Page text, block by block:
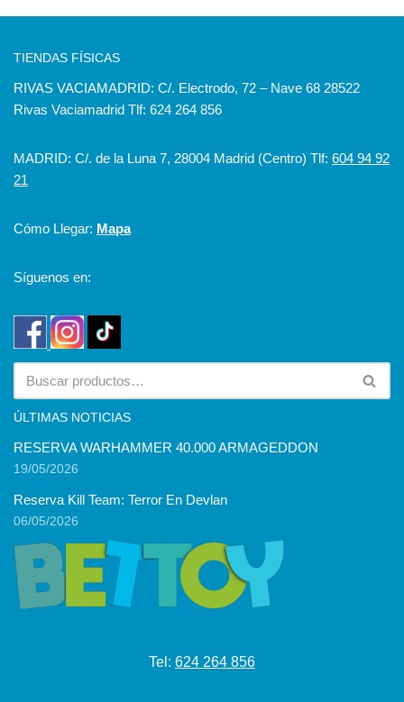
TIENDAS FÍSICAS
RIVAS VACIAMADRID: C/. Electrodo, 72 – Nave 68 28522
Rivas Vaciamadrid Tlf: 624 264 856
MADRID: C/. de la Luna 7, 28004 Madrid (Centro) Tlf: 604 94 92
21
Cómo Llegar: Mapa
Síguenos en:
ÚLTIMAS NOTICIAS
RESERVA WARHAMMER 40.000 ARMAGEDDON
19/05/2026
Reserva Kill Team: Terror En Devlan
06/05/2026
Tel: 624 264 856